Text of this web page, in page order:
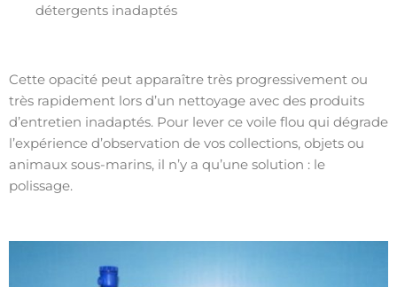
détergents inadaptés
Cette opacité peut apparaître très progressivement ou
très rapidement lors d’un nettoyage avec des produits
d’entretien inadaptés. Pour lever ce voile flou qui dégrade
l’expérience d’observation de vos collections, objets ou
animaux sous-marins, il n’y a qu’une solution : le
polissage.